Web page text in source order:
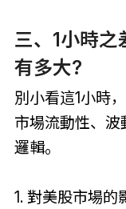
三、1小時
有多大?
別小看這1小時
市場流動性、
邏輯。
1. 對美股市場的